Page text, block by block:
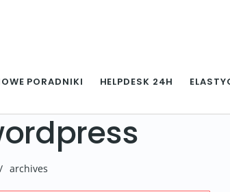
PORADNIKI HELPDESK 24H
/ archives